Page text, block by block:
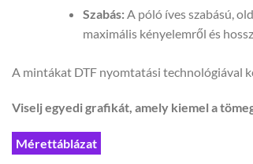
Szabás:A póló íves szabású,
maximális kényelemről és
A mintákat DTF nyomtatási technológiával
Viselj egyedi grafikát, amely kiemel a
Mérettáblázat